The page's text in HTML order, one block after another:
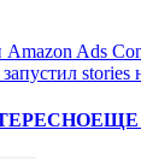
Amazon Ads
stories
ЕЩЕ